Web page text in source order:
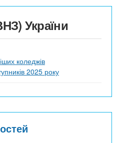
України
коледжів
2025 року